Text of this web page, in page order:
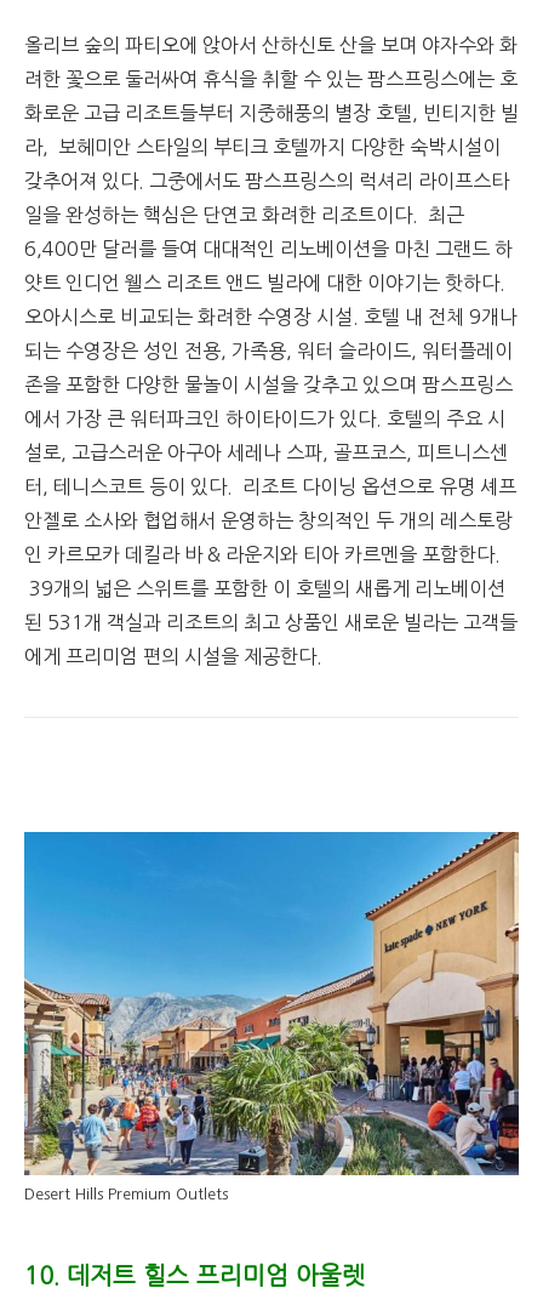
올리브 숲의 파티오에 앉아서 산하신토 산을 보며 야자수와 화
려한 꽃으로 둘러싸여 휴식을 취할 수 있는 팜스프링스에는 호
화로운 고급 리조트들부터 지중해풍의 별장 호텔, 빈티지한 빌
라, 보헤미안 스타일의 부티크 호텔까지 다양한 숙박시설이
갖추어져 있다. 그중에서도 팜스프링스의 럭셔리 라이프스타
일을 완성하는 핵심은 단연코 화려한 리조트이다. 최근
6,400만 달러를 들여 대대적인 리노베이션을 마친 그랜드 하
얏트 인디언 웰스 리조트 앤드 빌라에 대한 이야기는 핫하다.
오아시스로 비교되는 화려한 수영장 시설. 호텔 내 전체 9개나
되는 수영장은 성인 전용, 가족용, 워터 슬라이드, 워터플레이
존을 포함한 다양한 물놀이 시설을 갖추고 있으며 팜스프링스
에서 가장 큰 워터파크인 하이타이드가 있다. 호텔의 주요 시
설로, 고급스러운 아구아 세레나 스파, 골프코스, 피트니스센
터, 테니스코트 등이 있다. 리조트 다이닝 옵션으로 유명 셰프
안젤로 소사와 협업해서 운영하는 창의적인 두 개의 레스토랑
인 카르모카 데킬라 바 & 라운지와 티아 카르멘을 포함한다.
39개의 넓은 스위트를 포함한 이 호텔의 새롭게 리노베이션
된 531개 객실과 리조트의 최고 상품인 새로운 빌라는 고객들
에게 프리미엄 편의 시설을 제공한다.
Desert Hills Premium Outlets
10. 데저트 힐스 프리미엄 아울렛